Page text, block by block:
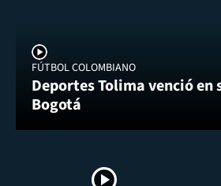
FÚTBOL COLOMBIANO
Deportes Tolima venció en
Bogotá